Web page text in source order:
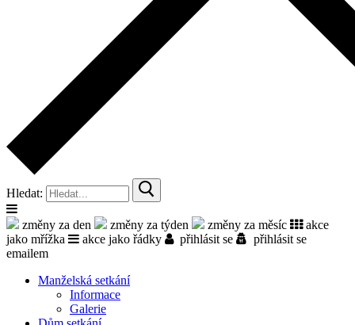
Hledat:
změny za den změny za týden změny za měsíc
akce
jako mřížka
akce jako řádky přihlásit se
přihlásit se
emailem
Manželská setkání
Informace
Galerie